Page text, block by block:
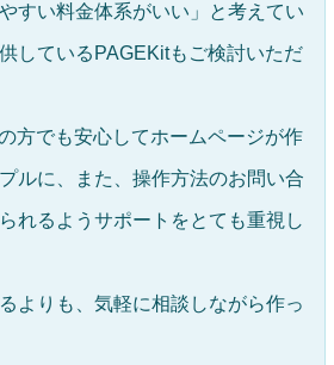
すい料金体系がいい」と考えてい
しているPAGEKitもご検討いただ
方でも安心してホームページが作
ルに、また、操作方法のお問い合
れるようサポートをとても重視し
よりも、気軽に相談しながら作っ